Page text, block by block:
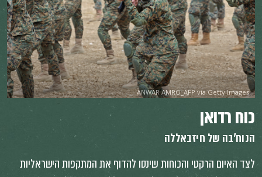
ANWAR AMRO_AFP via Getty Images
כוח רדואן
הנוח׳בה של חיזבאללה
לצד האיום הרקטי והכוחות שינסו להדוף את המתקפות הישראליות